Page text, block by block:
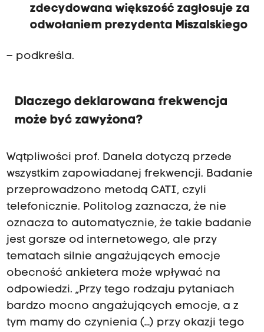
zdecydowana większość zagłosuje za
odwołaniem prezydenta Miszalskiego
– podkreśla.
Dlaczego deklarowana frekwencja
może być zawyżona?
Wątpliwości prof. Danela dotyczą przede
wszystkim zapowiadanej frekwencji. Badanie
przeprowadzono metodą CATI, czyli
telefonicznie. Politolog zaznacza, że nie
oznacza to automatycznie, że takie badanie
jest gorsze od internetowego, ale przy
tematach silnie angażujących emocje
obecność ankietera może wpływać na
odpowiedzi. „Przy tego rodzaju pytaniach
bardzo mocno angażujących emocje, a z
tym mamy do czynienia (…) przy okazji tego